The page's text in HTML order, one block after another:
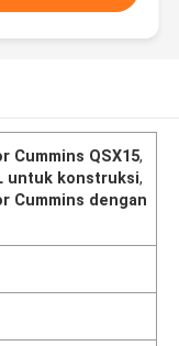
Cummins QSX15,
untuk konstruksi,
Cummins dengan